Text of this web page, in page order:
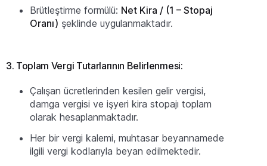
Brütleştirme formülü: Net Kira / (1 – Stopaj
Oranı) şeklinde uygulanmaktadır.
3. Toplam Vergi Tutarlarının Belirlenmesi:
Çalışan ücretlerinden kesilen gelir vergisi,
damga vergisi ve işyeri kira stopajı toplam
olarak hesaplanmaktadır.
Her bir vergi kalemi, muhtasar beyannamede
ilgili vergi kodlarıyla beyan edilmektedir.